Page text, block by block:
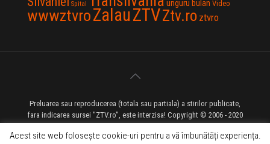
Spital unguru bulan Video
wwwztvroZalauZTVZtv.ro ztvro
Preluarea sau reproducerea (totala sau partiala) a stirilor publicate,
fara indicarea sursei "ZTV.ro", este interzisa! Copyright © 2006 - 2020
ZTV.ro - Televiziune pe Internet - Zalau TV
Acest site web folosește cookie-uri pentru a vă îmbunătăți experiența.